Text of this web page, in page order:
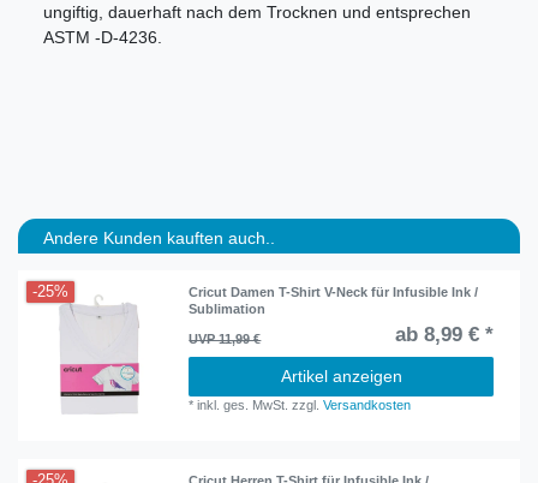
ungiftig, dauerhaft nach dem Trocknen und entsprechen
ASTM -D-4236.
Andere Kunden kauften auch..
-25%
Cricut Damen T-Shirt V-Neck für Infusible Ink /
Sublimation
UVP 11,99 € ab 8,99 € *
Artikel anzeigen
*inkl. ges. MwSt. zzgl.Versandkosten